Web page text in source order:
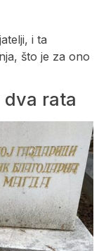
i ta
što je za ono
rata